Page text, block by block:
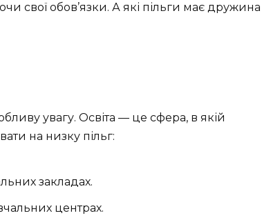
свої обов’язки. А які пільги має дружина
увагу. Освіта — це сфера, в якій
на низку пільг:
закладах.
центрах.